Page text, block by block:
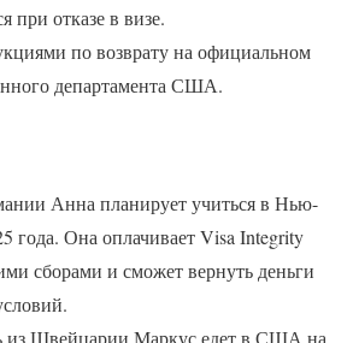
при отказе в визе.
по возврату на официальном
департамента США.
Анна планирует учиться в Нью-
года. Она оплачивает Visa Integrity
сборами и сможет вернуть деньги
из Швейцарии Маркус едет в США на